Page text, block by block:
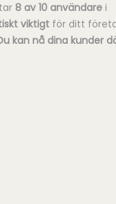
8 av 10 användare i
viktigt för ditt
kan nå dina kunder